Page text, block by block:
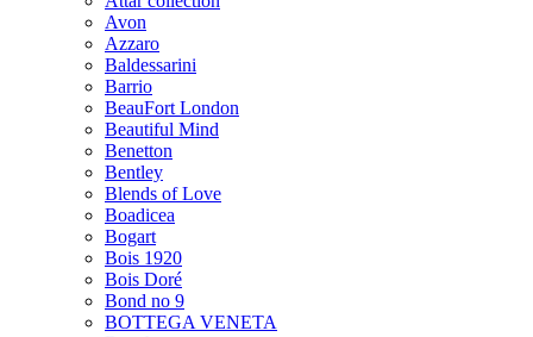
Avon
Azzaro
Baldessarini
Barrio
BeauFort London
Beautiful Mind
Benetton
Bentley
Blends of Love
Boadicea
Bogart
Bois 1920
Bois Doré
Bond no 9
BOTTEGA VENETA